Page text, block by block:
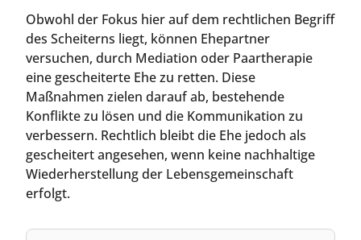
Obwohl der Fokus hier auf dem rechtlichen Begriff
des Scheiterns liegt, können Ehepartner
versuchen, durch Mediation oder Paartherapie
eine gescheiterte Ehe zu retten. Diese
Maßnahmen zielen darauf ab, bestehende
Konflikte zu lösen und die Kommunikation zu
verbessern. Rechtlich bleibt die Ehe jedoch als
gescheitert angesehen, wenn keine nachhaltige
Wiederherstellung der Lebensgemeinschaft
erfolgt.